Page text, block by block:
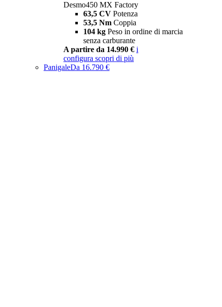
Desmo450 MX Factory
63,5 CV Potenza
53,5 Nm Coppia
104 kg Peso in ordine di marcia
senza carburante
A partire da 14.990 € i
configura scopri di più
PanigaleDa 16.790 €